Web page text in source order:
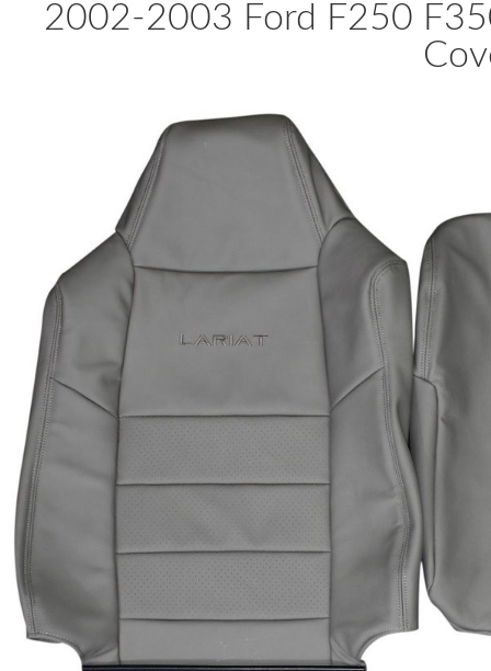
2002-2003 Ford F250